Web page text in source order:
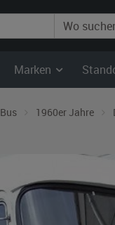
Marken
Bus 1960er Jahre